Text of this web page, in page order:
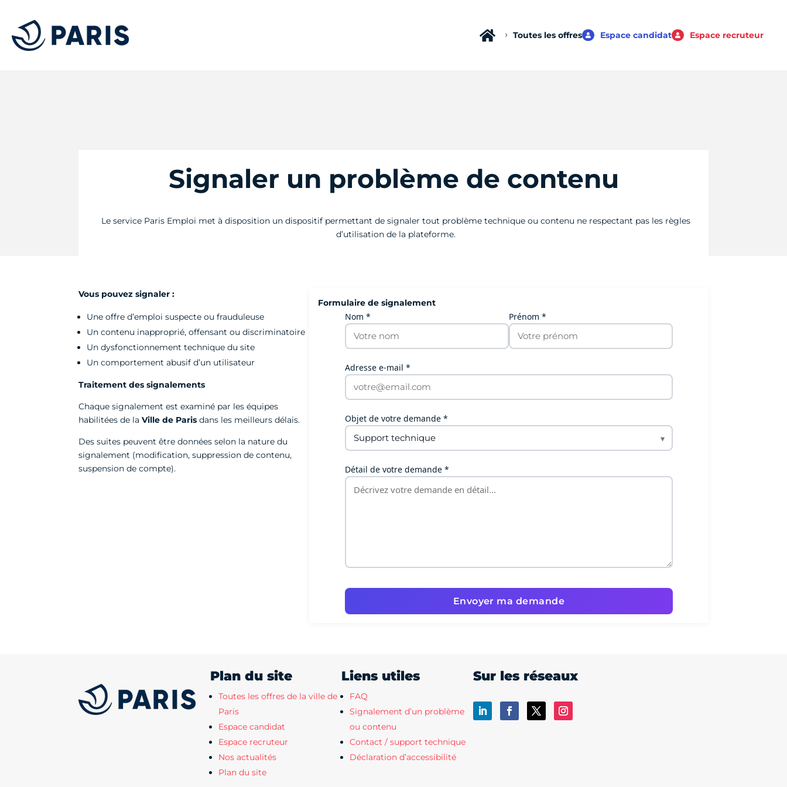
 5 Toutes les offres  Espace candidat  Espace recruteur
Signaler un problème de contenu
Le service Paris Emploi met à disposition un dispositif permettant de signaler tout problème technique ou contenu ne respectant pas les règles
d’utilisation de la plateforme.
Vous pouvez signaler :
Une offre d’emploi suspecte ou frauduleuse
Un contenu inapproprié, offensant ou discriminatoire
Un dysfonctionnement technique du site
Un comportement abusif d’un utilisateur
Traitement des signalements
Chaque signalement est examiné par les équipes
habilitées de laVille de Paris dans les meilleurs délais.
Des suites peuvent être données selon la nature du
signalement (modification, suppression de contenu,
suspension de compte).
Formulaire de signalement
Nom * Prénom *
Adresse e-mail *
Objet de votre demande *
Détail de votre demande *
Plan du site
Toutes les offres de la ville de
Paris
Espace candidat
Espace recruteur
Nos actualités
Plan du site
Liens utiles
FAQ
Signalement d’un problème
ou contenu
Contact / support technique
Déclaration d’accessibilité
Sur les réseaux